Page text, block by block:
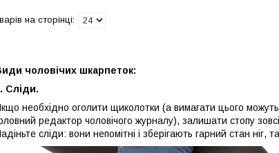
чоловічих шкарпеток:
Сліди.
необхідно оголити щиколотки (а вимагати цього
редактор чоловічого журналу), залишати стопу
сліди: вони непомітні і зберігають гарний стан ніг,